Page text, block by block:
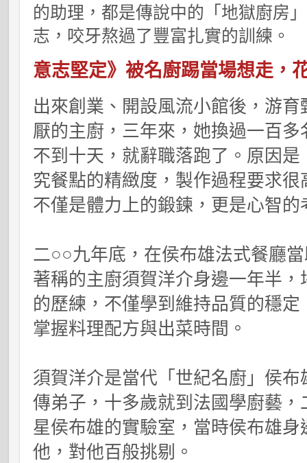
的助理，都是傳說中的「地獄廚房
志，咬牙熬過了豐富扎實的訓練。
意志堅定》被名廚踢當場想走，
出來創業、開設風流小館後，游
厭的主廚，三年來，她換過一百
不到十天，就辭職落跑了。原因
究餐點的精緻度，製作過程要求
不僅是體力上的鍛鍊，更是心智的
二○○九年底，在侯布雄法式餐廳
著稱的主廚須賀洋介身邊一年半
的歷練，不僅學到維持品質的穩
掌握料理配方與出菜時間。
須賀洋介是當代「世紀名廚」侯布
傳弟子，十多歲就到法國學廚藝
星侯布雄的實驗室，當時侯布雄
他，對他百般挑剔。